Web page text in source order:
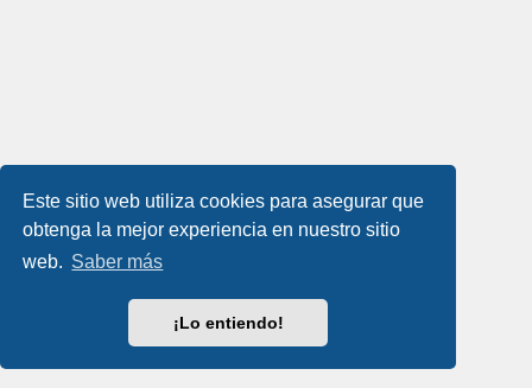
Este sitio web utiliza cookies para asegurar que
obtenga la mejor experiencia en nuestro sitio
web. Saber más
¡Lo entiendo!